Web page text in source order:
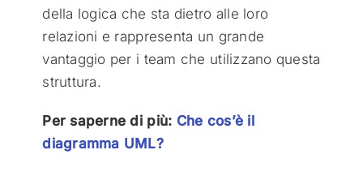
della logica che sta dietro alle loro
relazioni e rappresenta un grande
vantaggio per i team che utilizzano questa
struttura.
Per saperne di più: Che cos’è il
diagramma UML?